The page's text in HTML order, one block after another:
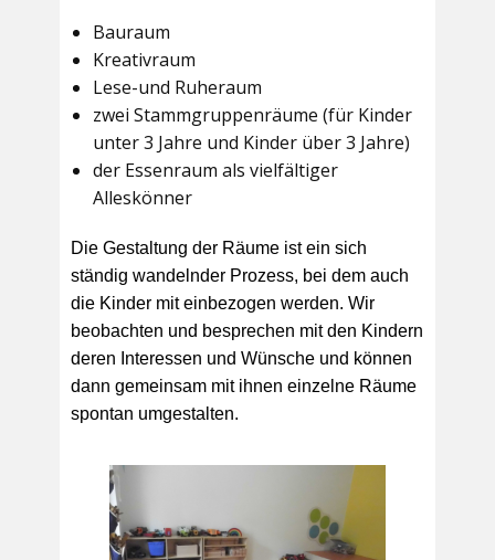
Bauraum
Kreativraum
Lese-und Ruheraum
zwei Stammgruppenräume (für Kinder
unter 3 Jahre und Kinder über 3 Jahre)
der Essenraum als vielfältiger
Alleskönner
Die Gestaltung der Räume ist ein sich
ständig wandelnder Prozess, bei dem auch
die Kinder mit einbezogen werden. Wir
beobachten und besprechen mit den Kindern
deren Interessen und Wünsche und können
dann gemeinsam mit ihnen einzelne Räume
spontan umgestalten.